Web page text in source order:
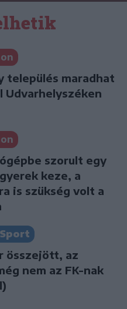
település maradhat
Udvarhelyszéken
szorult egy
keze, a
is szükség volt a
összejött, az
nem az FK-nak